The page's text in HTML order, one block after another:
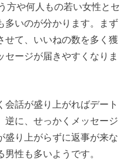
方や何人もの若い女性とセ
多いのが分かります。まず
せて、いいねの数を多く獲
ージが届きやすくなりま
話が盛り上がればデート
逆に、せっかくメッセージ
盛り上がらずに返事が来な
性も多いようです。